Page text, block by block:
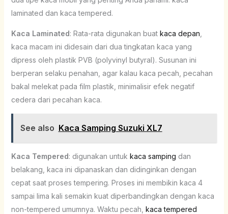
laminated dan kaca tempered.
Kaca Laminated: Rata-rata digunakan buat kaca depan
kaca macam ini didesain dari dua tingkatan kaca yang
dipress oleh plastik PVB (polyvinyl butyral). Susunan ini
berperan selaku penahan, agar kalau kaca pecah, pecahan
bakal melekat pada film plastik, minimalisir efek negatif
cedera dari pecahan kaca.
See also Kaca Samping Suzuki XL7
Kaca Tempered: digunakan untuk kaca samping dan
belakang, kaca ini dipanaskan dan didinginkan dengan
cepat saat proses tempering. Proses ini membikin kaca 4
sampai lima kali semakin kuat diperbandingkan dengan kaca
non-tempered umumnya. Waktu pecah, kaca tempered